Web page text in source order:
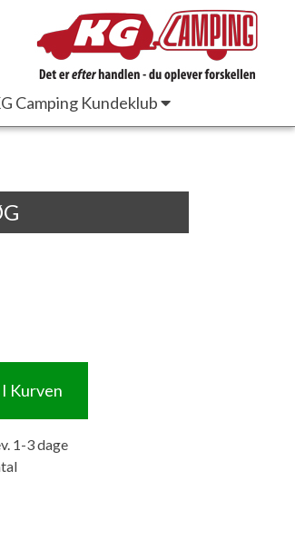
Camping Kundeklub
Kurven
1-3 dage